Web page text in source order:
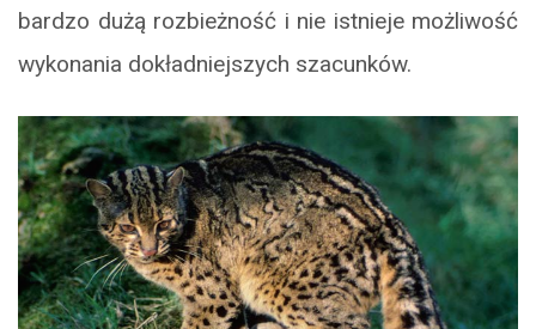
bardzo dużą rozbieżność i nie istnieje możliwość
wykonania dokładniejszych szacunków.